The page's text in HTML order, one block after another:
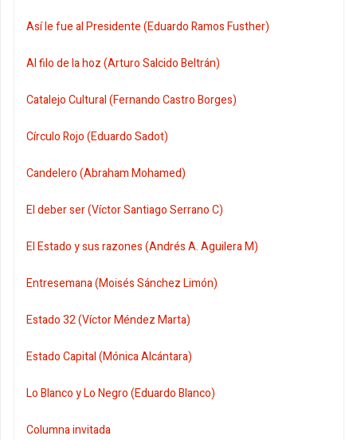
Así le fue al Presidente (Eduardo Ramos Fusther)
Al filo de la hoz (Arturo Salcido Beltrán)
Catalejo Cultural (Fernando Castro Borges)
Círculo Rojo (Eduardo Sadot)
Candelero (Abraham Mohamed)
El deber ser (Víctor Santiago Serrano C)
El Estado y sus razones (Andrés A. Aguilera M)
Entresemana (Moisés Sánchez Limón)
Estado 32 (Víctor Méndez Marta)
Estado Capital (Mónica Alcántara)
Lo Blanco y Lo Negro (Eduardo Blanco)
Columna invitada